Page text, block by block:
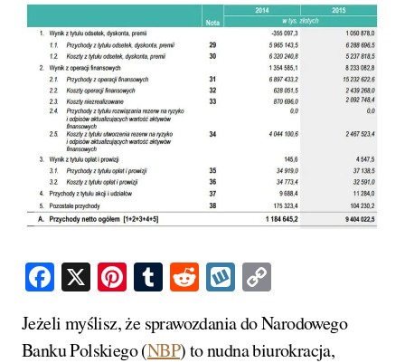
Facebook
X Pinterest
Tumblr
RedditWykop
Jeżeli myślisz, że sprawozdania do Narodowego
Banku Polskiego (NBP) to nudna biurokracja,